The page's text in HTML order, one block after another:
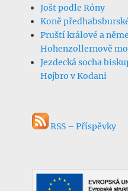
Jošt podle Róny
Koně
Pruští králové a
Hohenzollernově
Jezdecká socha
Højbro v Kodani
RSS – Příspěvky